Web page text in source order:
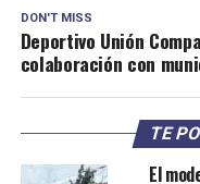
DON'T MISS
Deportivo Unión
colaboración con
TE
El